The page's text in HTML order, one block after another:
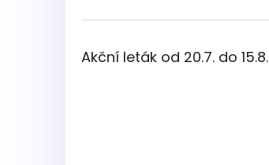
Akční leták od 20.7. do 15.8.